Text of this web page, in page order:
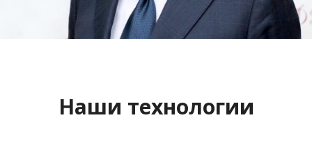
Наши технологии